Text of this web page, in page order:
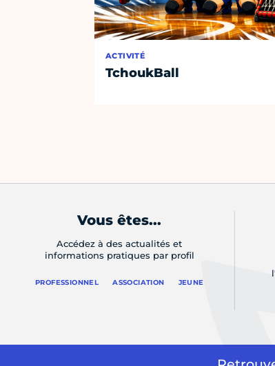
ACTIVITÉ
TchoukBall
Vous êtes...
Accédez à des actualités et
informations pratiques par profil
PROFESSIONNEL ASSOCIATION JEUNE